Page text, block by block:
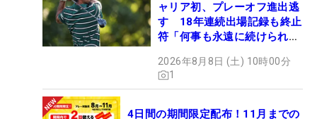
ャリア初、プレーオフ進出逃
す 18年連続出場記録も終止
符「何事も永遠に続けられな
2026年8月8日 (土) 10時00分
1
4日間の期間限定配布！11月までの